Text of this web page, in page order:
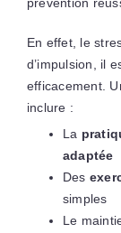
En effet, le
d’impulsion, il
efficacement.
inclure :
La
adaptée
Des
simples
Le